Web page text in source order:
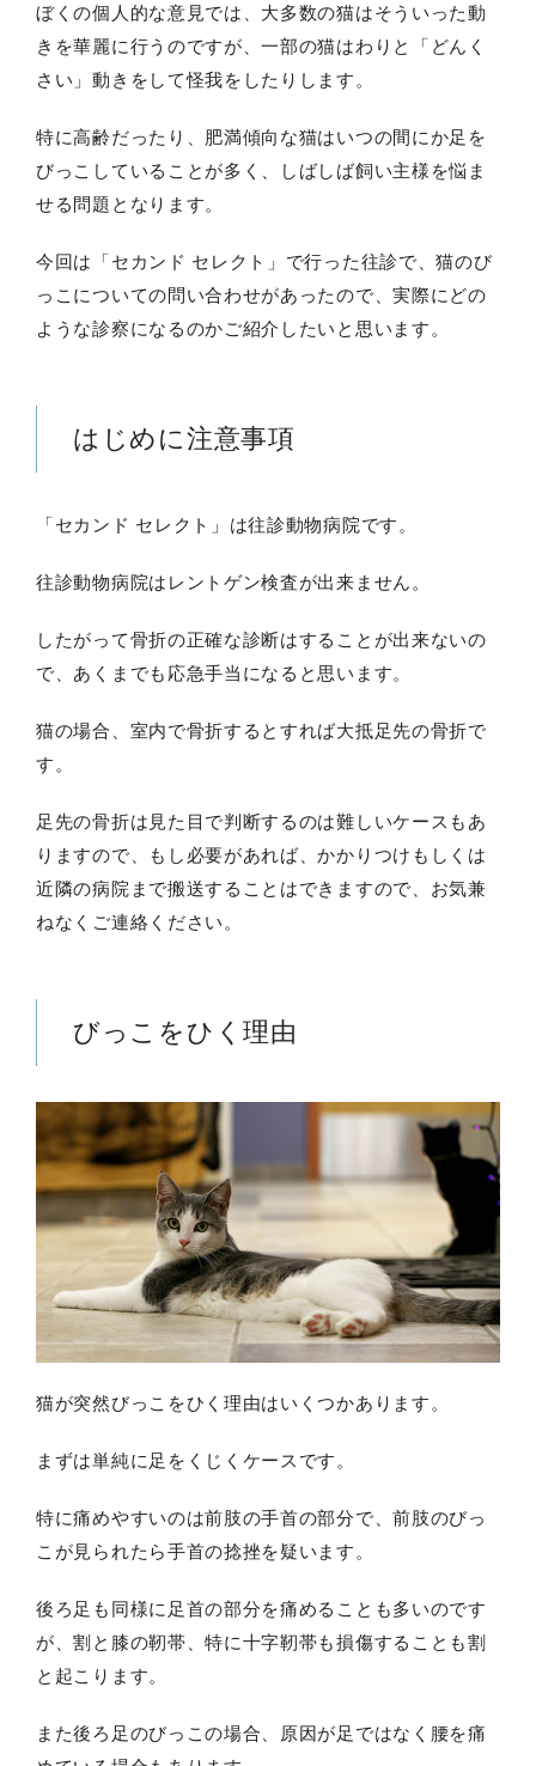
ぼくの個人的な意見では、大多数の猫はそういった動
きを華麗に行うのですが、一部の猫はわりと「どんく
さい」動きをして怪我をしたりします。
特に高齢だったり、肥満傾向な猫はいつの間にか足を
びっこしていることが多く、しばしば飼い主様を悩ま
せる問題となります。
今回は「セカンド セレクト」で行った往診で、猫のび
っこについての問い合わせがあったので、実際にどの
ような診察になるのかご紹介したいと思います。
はじめに注意事項
「セカンド セレクト」は往診動物病院です。
往診動物病院はレントゲン検査が出来ません。
したがって骨折の正確な診断はすることが出来ないの
で、あくまでも応急手当になると思います。
猫の場合、室内で骨折するとすれば大抵足先の骨折で
す。
足先の骨折は見た目で判断するのは難しいケースもあ
りますので、もし必要があれば、かかりつけもしくは
近隣の病院まで搬送することはできますので、お気兼
ねなくご連絡ください。
びっこをひく理由
猫が突然びっこをひく理由はいくつかあります。
まずは単純に足をくじくケースです。
特に痛めやすいのは前肢の手首の部分で、前肢のびっ
こが見られたら手首の捻挫を疑います。
後ろ足も同様に足首の部分を痛めることも多いのです
が、割と膝の靭帯、特に十字靭帯も損傷することも割
と起こります。
また後ろ足のびっこの場合、原因が足ではなく腰を痛